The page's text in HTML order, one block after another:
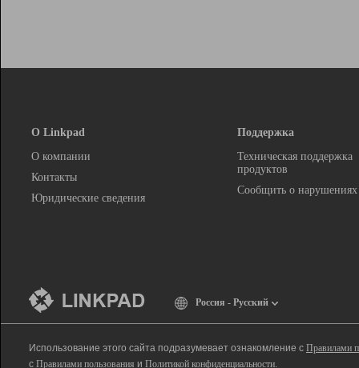
О Linkpad
О компании
Контакты
Юридические сведения
Поддержка
Техническая поддержка
продуктов
Сообщить о нарушениях
Россия - Русский
Использование этого сайта подразумевает ознакомление с Правилами
с Правилами пользования и Политикой конфиденциальности.